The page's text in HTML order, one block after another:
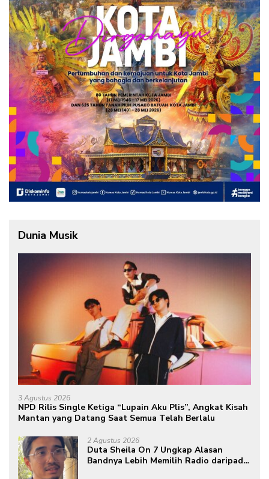
Dunia Musik
3 Agustus 2026
NPD Rilis Single Ketiga “Lupain Aku Plis”, Angkat Kisah
Mantan yang Datang Saat Semua Telah Berlalu
2 Agustus 2026
Duta Sheila On 7 Ungkap Alasan
Bandnya Lebih Memilih Radio daripada